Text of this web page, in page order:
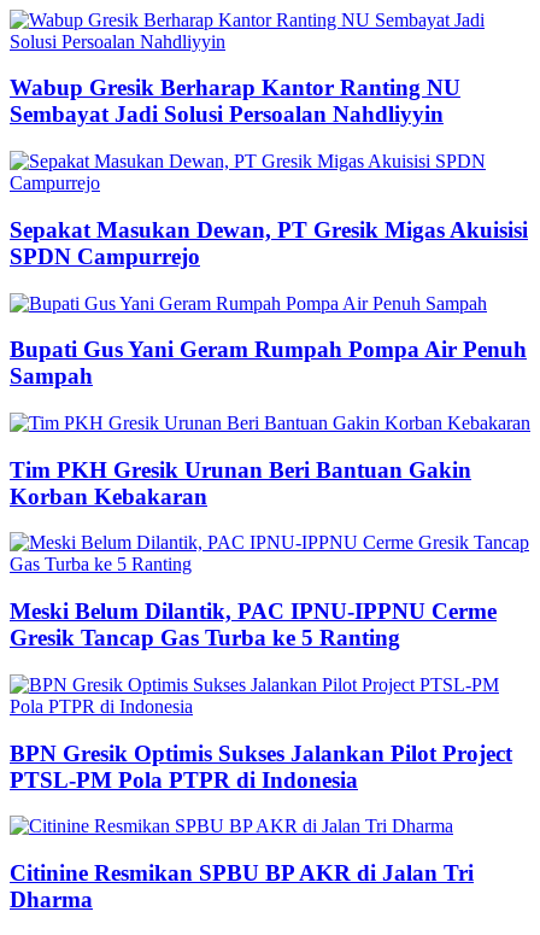
Wabup Gresik Berharap Kantor Ranting NU
Sembayat Jadi Solusi Persoalan Nahdliyyin
Sepakat Masukan Dewan, PT Gresik Migas Akuisisi
SPDN Campurrejo
Bupati Gus Yani Geram Rumpah Pompa Air Penuh
Sampah
Tim PKH Gresik Urunan Beri Bantuan Gakin
Korban Kebakaran
Meski Belum Dilantik, PAC IPNU-IPPNU Cerme
Gresik Tancap Gas Turba ke 5 Ranting
BPN Gresik Optimis Sukses Jalankan Pilot Project
PTSL-PM Pola PTPR di Indonesia
Citinine Resmikan SPBU BP AKR di Jalan Tri
Dharma